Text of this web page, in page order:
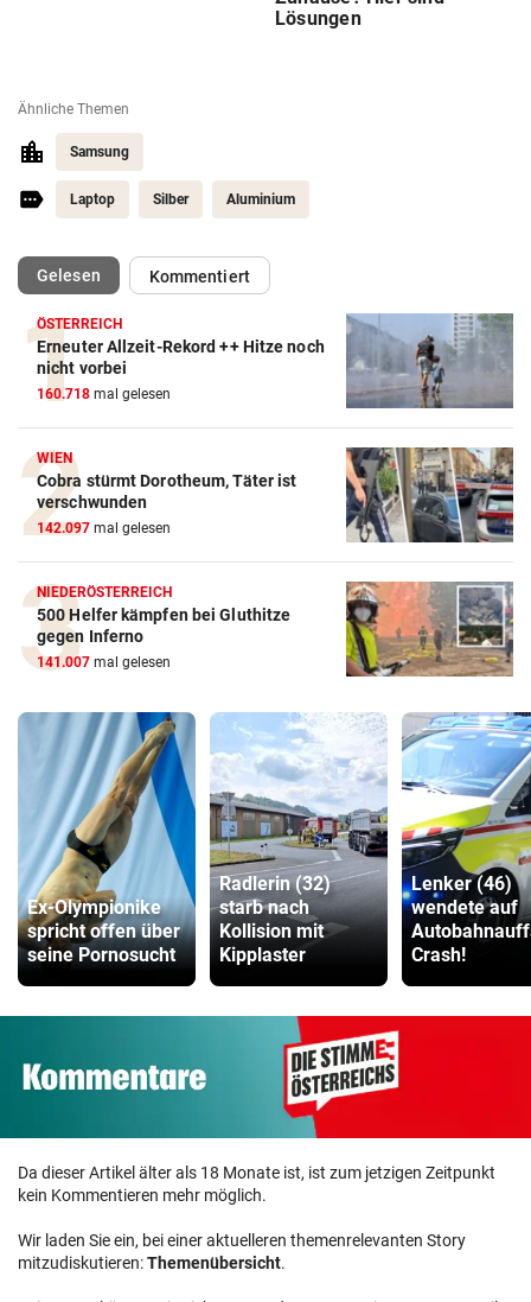
Lösungen
Ähnliche Themen
Samsung
Laptop Silber Aluminium
Gelesen(ausgewählt)Kommentiert
ÖSTERREICH
Erneuter Allzeit-Rekord ++ Hitze noch
nicht vorbei
160.718 mal gelesen
WIEN
Cobra stürmt Dorotheum, Täter ist
verschwunden
142.097 mal gelesen
NIEDERÖSTERREICH
500 Helfer kämpfen bei Gluthitze
gegen Inferno
141.007 mal gelesen
Ex-Olympionike
spricht offen über
seine Pornosucht
Radlerin (32)
starb nach
Kollision mit
Kipplaster
Lenker (46)
wendete auf
Crash!
Da dieser Artikel älter als 18 Monate ist, ist zum jetzigen Zeitpunkt
kein Kommentieren mehr möglich.
Wir laden Sie ein, bei einer aktuelleren themenrelevanten Story
mitzudiskutieren:Themenübersicht.